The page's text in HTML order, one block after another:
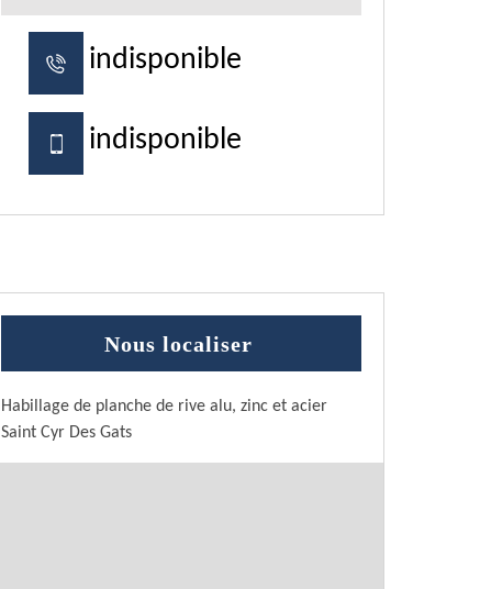
indisponible
indisponible
Nous localiser
Habillage de planche de rive alu, zinc et acier
Saint Cyr Des Gats